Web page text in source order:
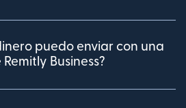
puedo enviar con una
Business?